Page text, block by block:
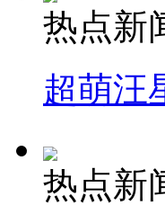
热点新
超萌汪
热点新